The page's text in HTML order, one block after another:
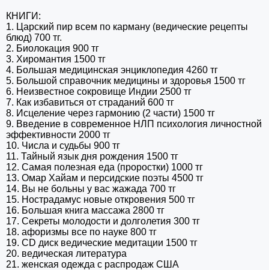
КНИГИ:
1. Царский пир всем по карману (ведические рецепты
блюд) 700 тг.
2. Биолокация 900 тг
3. Хиромантия 1500 тг
4. Большая медицинская энциклопедия 4260 тг
5. Большой справочник медицины и здоровья 1500 тг
6. Неизвестное сокровище Индии 2500 тг
7. Как избавиться от страданий 600 тг
8. Исцеление через гармонию (2 части) 1500 тг
9. Введение в современное НЛП психология личностной
эффективности 2000 тг
10. Числа и судьбы 900 тг
11. Тайный язык дня рождения 1500 тг
12. Самая полезная еда (проростки) 1000 тг
13. Омар Хайам и персидские поэты 4500 тг
14. Вы не больны у вас жажада 700 тг
15. Нострадамус новые откровения 500 тг
16. Большая книга массажа 2800 тг
17. Секреты молодости и долголетия 300 тг
18. афоризмы все по науке 800 тг
19. CD диск ведические медитации 1500 тг
20. ведическая литература
21. женская одежда с распродаж США